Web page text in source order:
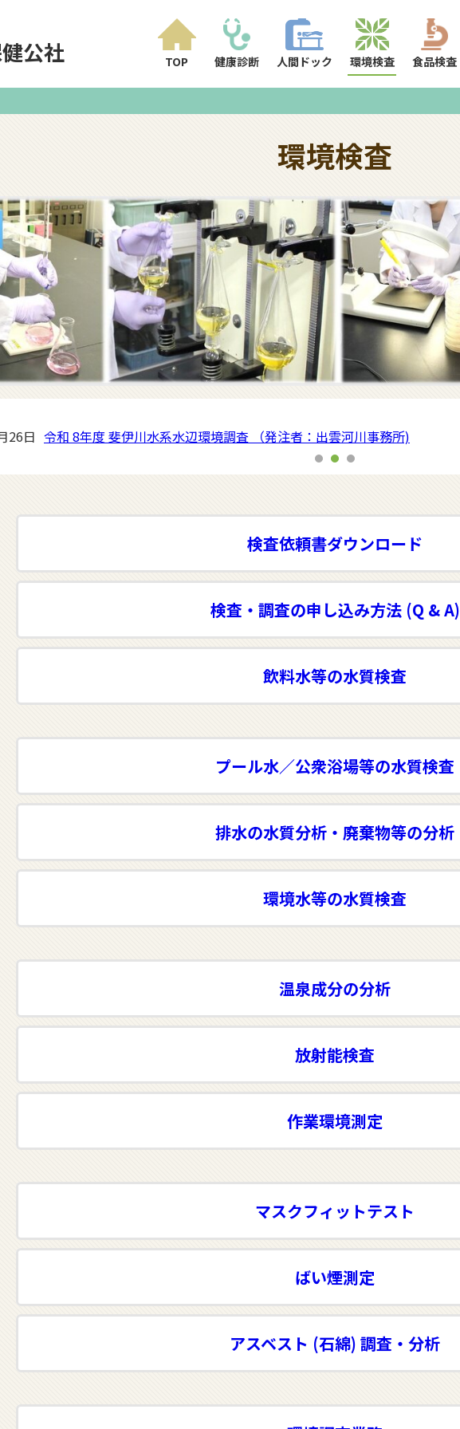
公社 TOP 健康診断 人間ドック 環境検査 食品検査
環境検査
23日 行事情報を更新しました
26日 令和 8年度 斐伊川水系水辺環境調査 （発注者：出雲河川事務所)
検査依頼書ダウンロード
検査・調査の申し込み方法 (Q & A)
飲料水等の水質検査
プール水／公衆浴場等の水質検査
排水の水質分析・廃棄物等の分析
環境水等の水質検査
温泉成分の分析
放射能検査
作業環境測定
マスクフィットテスト
ばい煙測定
アスベスト (石綿) 調査・分析